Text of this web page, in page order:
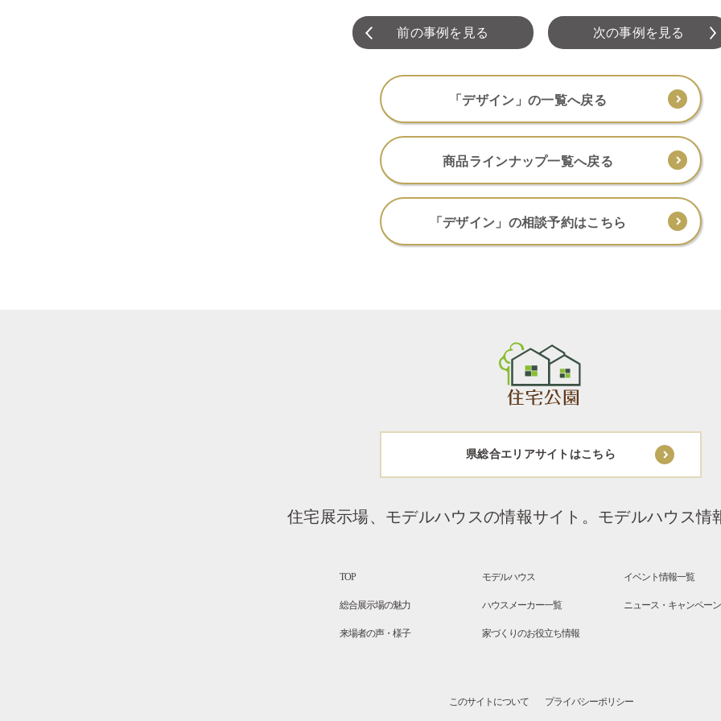
前の事例を見る 次の事例を見る
「デザイン」の一覧へ戻る
商品ラインナップ一覧へ戻る
「デザイン」の相談予約はこちら
県総合エリアサイトはこちら
住宅展示場、モデルハウスの情報サイト。 モデルハウス情
TOP モデルハウス イベント情報一覧
総合展示場の魅力 ハウスメーカー一覧 ニュース・キャンペーン
来場者の声・様子 家づくりのお役立ち情報
このサイトについて プライバシーポリシー